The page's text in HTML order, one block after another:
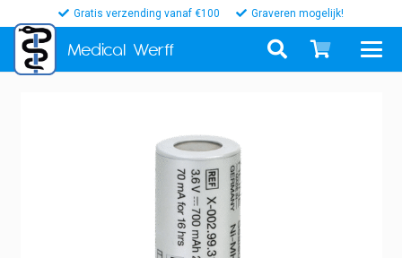
Gratis verzending vanaf €100 Graveren mogelijk!
Medical Werff